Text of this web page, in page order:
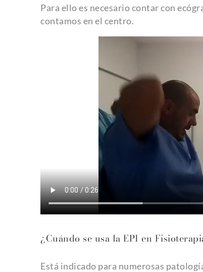
Para ello es necesario contar con
contamos en el centro.
¿Cuándo se usa la EPI en
Está indicado para numerosas